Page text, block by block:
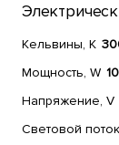
Кельвины, К
Мощность, W 10
Напряжение, V
Световой